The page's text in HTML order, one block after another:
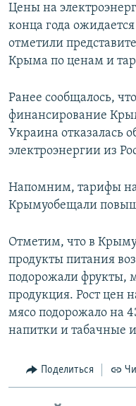
Цены на
конца года
отметили
Крыма по ценам и
Ранее сообщалось,
финансирование
Украина отказалась
электроэнергии из
Напомним, тарифы
Крымуобещали
Отметим, что в Крыму
продукты питания
подорожали фрукты,
продукция. Рост цен
мясо подорожало на
напитки и табачные
Поделиться